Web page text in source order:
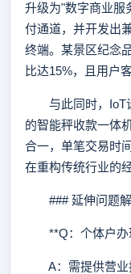
升级为"数字商业服
付通道，并开发出
终端。某景区纪念
比达15%，且用户
与此同时，IoT设
的智能秤收款一体
合一，单笔交易时
在重构传统行业的
### 延伸问题
**Q：个体户办
A：需提供营业